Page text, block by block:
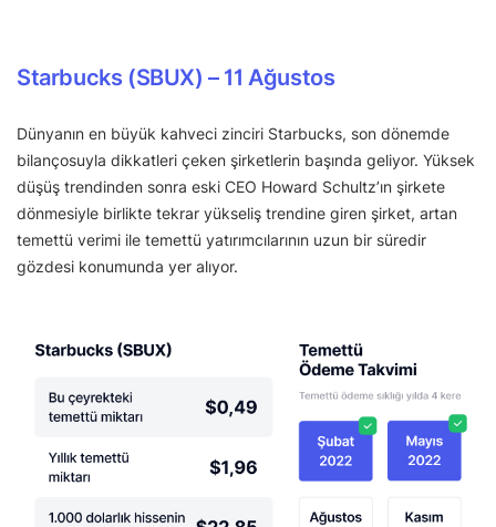
Starbucks (SBUX) – 11 Ağustos
Dünyanın en büyük kahveci zinciri Starbucks, son dönemde
bilançosuyla dikkatleri çeken şirketlerin başında geliyor. Yüksek
düşüş trendinden sonra eski CEO Howard Schultz’ın şirkete
dönmesiyle birlikte tekrar yükseliş trendine giren şirket, artan
temettü verimi ile temettü yatırımcılarının uzun bir süredir
gözdesi konumunda yer alıyor.